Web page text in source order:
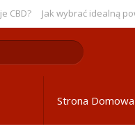
Jak wybrać idealną
Strona Domowa